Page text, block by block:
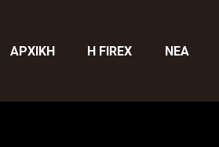
ΑΡΧΙΚΗ Η FIREX ΝΕΑ